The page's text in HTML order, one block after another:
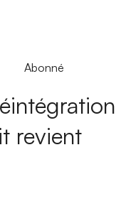
Abonné
revient